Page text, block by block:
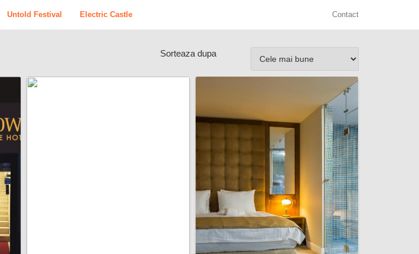
Untold Festival Electric Castle Contact
Sorteaza dupa